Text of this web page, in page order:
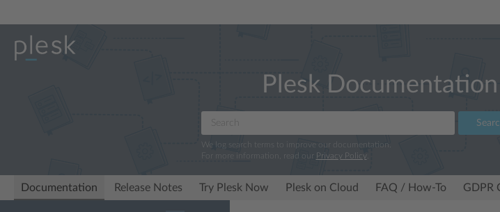
Plesk
We log search terms to improve our documentation.
For more information, read our Privacy Policy.
Documentation Release Notes Try Plesk Now Plesk on Cloud FAQ / How-To GDPR